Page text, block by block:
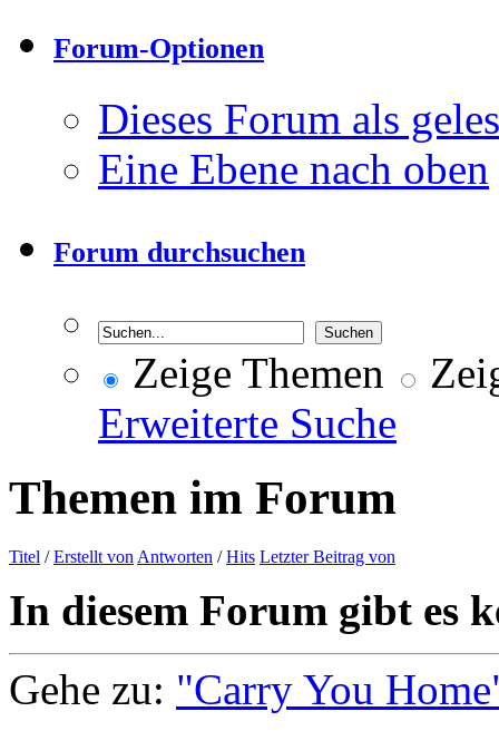
Forum-Optionen
Dieses Forum als
Eine Ebene nach oben
Forum durchsuchen
Zeige Themen
Erweiterte Suche
Themen im Forum
Titel /Erstellt von Antworten /Hits Letzter Beitrag von
In diesem Forum gibt es
Gehe zu: "Carry You